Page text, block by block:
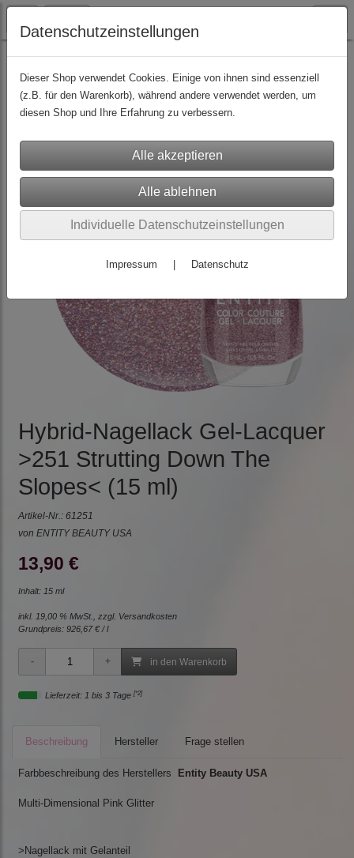
Nagellacke(159) Hybrid-Nagellacke für Profis und Endkunden(156)
Lacquer Einzelfarben (154)
Hybrid-Nagellack Gel-Lacquer
>251 Strutting Down The
Slopes< (15 ml)
Artikel-Nr.: 61251
von ENTITY BEAUTY USA
13,90 €
Inhalt: 15 ml
inkl. 19,00 % MwSt., zzgl. Versandkosten
Grundpreis: 926,67 € / l
in den Warenkorb
Lieferzeit: 1 bis 3 Tage [*2]
Beschreibung Hersteller Frage stellen
Farbbeschreibung des Herstellers Entity Beauty USA
Multi-Dimensional Pink Glitter
>Nagellack mit Gelanteil
Datenschutzeinstellungen
Dieser Shop verwendet Cookies. Einige von ihnen sind essenziell
(z.B. für den Warenkorb), während andere verwendet werden, um
diesen Shop und Ihre Erfahrung zu verbessern.
Individuelle Datenschutzeinstellungen
Impressum Datenschutz